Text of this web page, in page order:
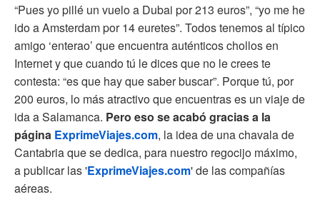
“Pues yo pillé un vuelo a Dubai por 213 euros”, “yo me he
ido a Amsterdam por 14 euretes”. Todos tenemos al típico
amigo ‘enterao’ que encuentra auténticos chollos en
Internet y que cuando tú le dices que no le crees te
contesta: “es que hay que saber buscar”. Porque tú, por
200 euros, lo más atractivo que encuentras es un viaje de
ida a Salamanca. Pero eso se acabó gracias a la
página ExprimeViajes.com, la idea de una chavala de
Cantabria que se dedica, para nuestro regocijo máximo,
a publicar las 'ExprimeViajes.com' de las compañías
aéreas.